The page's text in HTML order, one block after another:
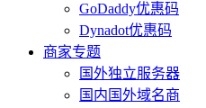
GoDaddy优惠码
Dynadot优惠码
商家专题
国外独立服务器
国内国外域名商